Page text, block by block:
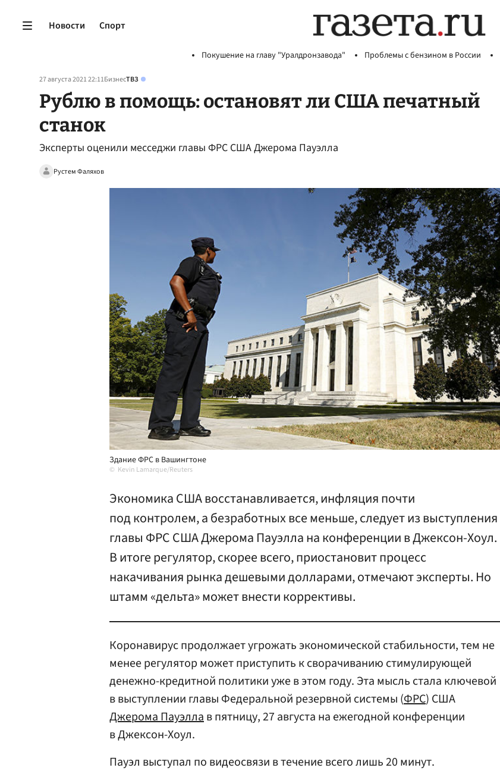
Новости Спорт
Покушение на главу "Уралдронзавода" Проблемы с бензином в России
27 августа 2021 22:11БизнесТВЗ
Рублю в помощь: остановят ли США печатный
станок
Эксперты оценили месседжи главы ФРС США Джерома Пауэлла
Рустем Фаляхов
Здание ФРС в Вашингтоне
Kevin Lamarque/Reuters
Экономика США восстанавливается, инфляция почти
под контролем, а безработных все меньше, следует из выступления
главы ФРС США Джерома Пауэлла на конференции в Джексон-Хоул.
В итоге регулятор, скорее всего, приостановит процесс
накачивания рынка дешевыми долларами, отмечают эксперты. Но
штамм «дельта» может внести коррективы.
Коронавирус продолжает угрожать экономической стабильности, тем не
менее регулятор может приступить к сворачиванию стимулирующей
денежно-кредитной политики уже в этом году. Эта мысль стала ключевой
в выступлении главы Федеральной резервной системы (ФРС) США
Джерома Пауэллав пятницу, 27 августа на ежегодной конференции
в Джексон-Хоул.
Пауэл выступал по видеосвязи в течение всего лишь 20 минут.